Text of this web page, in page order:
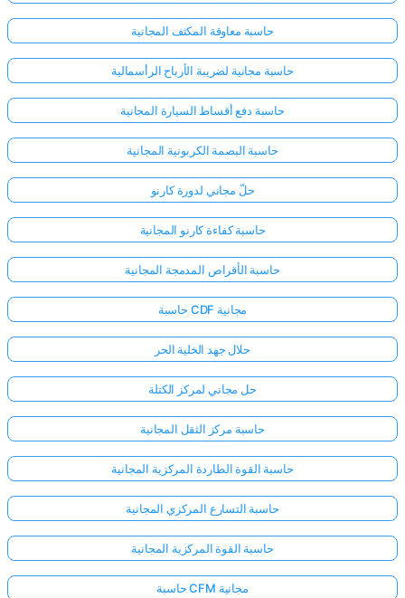
حاسبة معاوقة المكثف المجانية
حاسبة مجانية لضريبة الأرباح الرأسمالية
حاسبة دفع أقساط السيارة المجانية
حاسبة البصمة الكربونية المجانية
حلّ مجاني لدورة كارنو
حاسبة كفاءة كارنو المجانية
حاسبة الأقراص المدمجة المجانية
حاسبة CDF مجانية
حلال جهد الخلية الحر
حل مجاني لمركز الكتلة
حاسبة مركز الثقل المجانية
حاسبة القوة الطاردة المركزية المجانية
حاسبة التسارع المركزي المجانية
حاسبة القوة المركزية المجانية
حاسبة CFM مجانية